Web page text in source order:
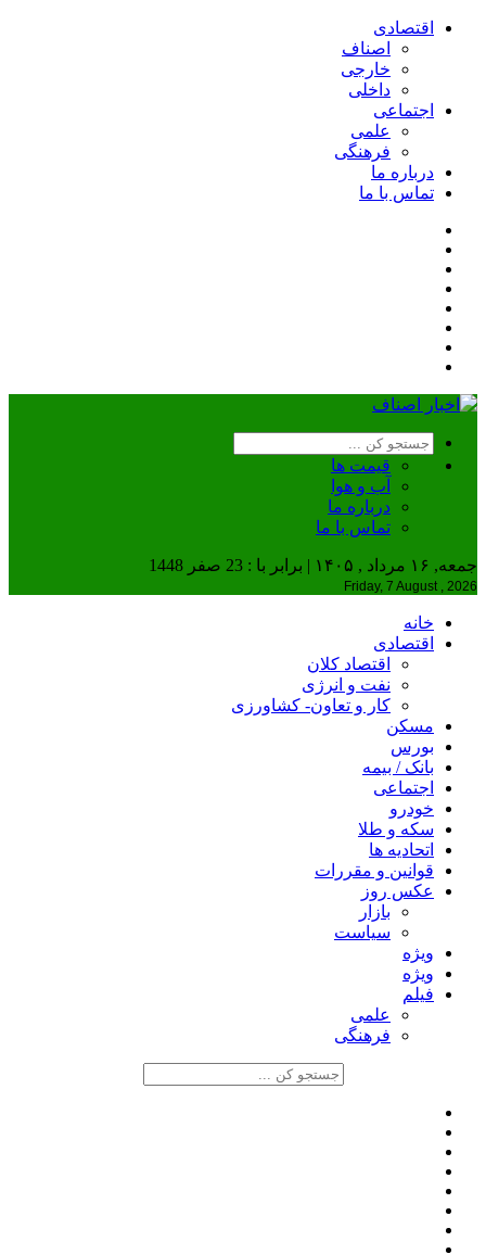
اقتصادی
اصناف
خارجی
داخلی
اجتماعی
علمی
فرهنگی
درباره ما
تماس با ما
قیمت ها
آب و هوا
درباره ما
تماس با ما
جمعه, ۱۶ مرداد , ۱۴۰۵ | برابر با : 23 صفر 1448
Friday, 7 August , 2026
خانه
اقتصادی
اقتصاد کلان
نفت و انرژی
کار و تعاون- کشاورزی
مسکن
بورس
بانک / بیمه
اجتماعی
خودرو
سکه و طلا
اتحادیه ها
قوانین و مقررات
عکس روز
بازار
سیاست
ویژه
ویژه
فیلم
علمی
فرهنگی